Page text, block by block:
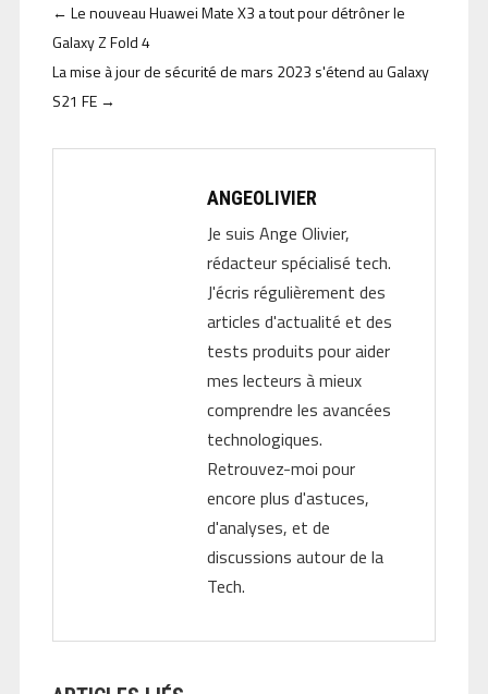
← Le nouveau Huawei Mate X3 a tout pour détrôner le
Galaxy Z Fold 4
La mise à jour de sécurité de mars 2023 s'étend au Galaxy
S21 FE→
ANGEOLIVIER
Je suis Ange Olivier,
rédacteur spécialisé tech.
J'écris régulièrement des
articles d'actualité et des
tests produits pour aider
mes lecteurs à mieux
comprendre les avancées
technologiques.
Retrouvez-moi pour
encore plus d'astuces,
d'analyses, et de
discussions autour de la
Tech.